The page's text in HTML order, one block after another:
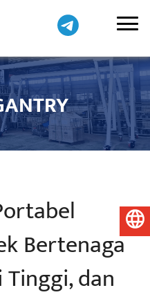
Bertenaga
dan
Bahasa Indonesia